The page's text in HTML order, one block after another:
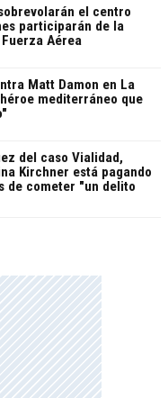
el centro
participarán de la
Aérea
Matt Damon en La
mediterráneo que
del caso Vialidad,
Kirchner está pagando
de cometer "un delito